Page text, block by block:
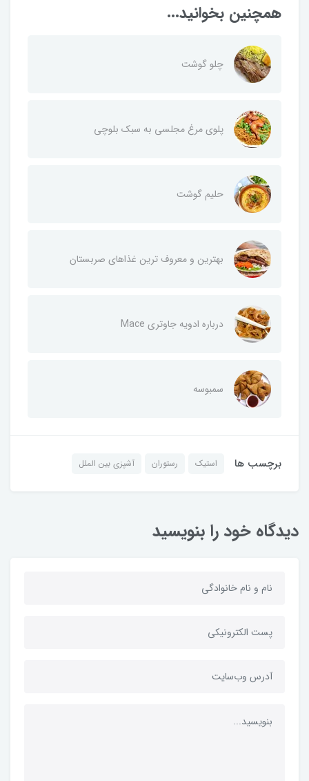
همچنین بخوانید...
چلو گوشت
پلوی مرغ مجلسی به سبک بلوچی
حلیم گوشت
بهترین و معروف ترین غذاهای صربستان
درباره ادویه جاوتری Mace
سمبوسه
برچسب ها استیک رستوران آشپزی بین الملل
دیدگاه خود را بنویسید